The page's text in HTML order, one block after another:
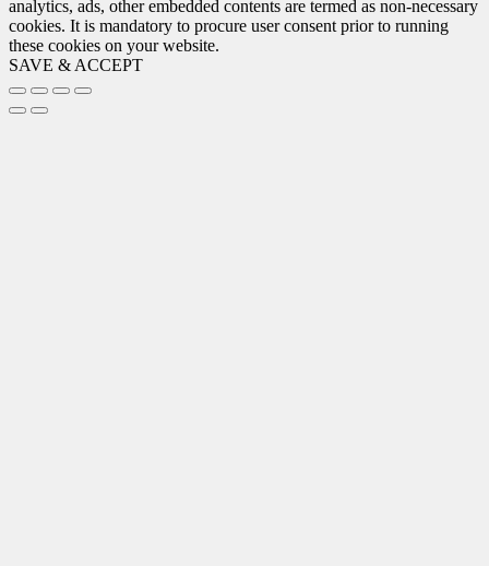
analytics, ads, other embedded contents are termed as non-necessary
cookies. It is mandatory to procure user consent prior to running
these cookies on your website.
SAVE & ACCEPT